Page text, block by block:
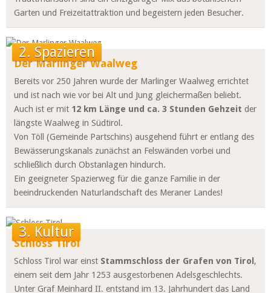
Garten und Freizeitattraktion und begeistern jeden Besucher.
2. Spazieren
Der Marlinger Waalweg
Bereits vor 250 Jahren wurde der Marlinger Waalweg errichtet
und ist nach wie vor bei Alt und Jung gleichermaßen beliebt.
Auch ist er mit 12 km Länge und ca. 3 Stunden Gehzeit der
längste Waalweg in Südtirol.
Von Töll (Gemeinde Partschins) ausgehend führt er entlang des
Bewässerungskanals zunächst an Felswänden vorbei und
schließlich durch Obstanlagen hindurch.
Ein geeigneter Spazierweg für die ganze Familie in der
beeindruckenden Naturlandschaft des Meraner Landes!
3. Kultur
Schloss Tirol
Schloss Tirol war einst Stammschloss der Grafen von Tirol ,
einem seit dem Jahr 1253 ausgestorbenen Adelsgeschlechts.
Unter Graf Meinhard II. entstand im 13. Jahrhundert das Land